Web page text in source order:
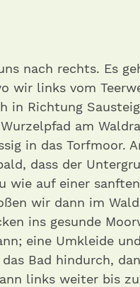
nach rechts. Es
wir links vom
in Richtung
am
in das Torfmoor.
dass der
wie auf einer
wir dann im
ins gesunde
eine Umkleide
Bad hindurch,
links weiter bis